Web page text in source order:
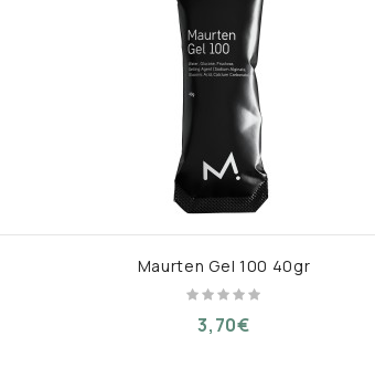
Maurten Gel 100 40gr
3,70€